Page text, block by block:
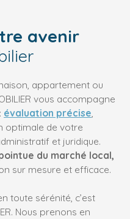
avenir
appartement ou
vous accompagne
évaluation précise,
optimale de votre
et juridique.
du marché local,
sur mesure et efficace.
toute sérénité, c’est
Nous prenons en